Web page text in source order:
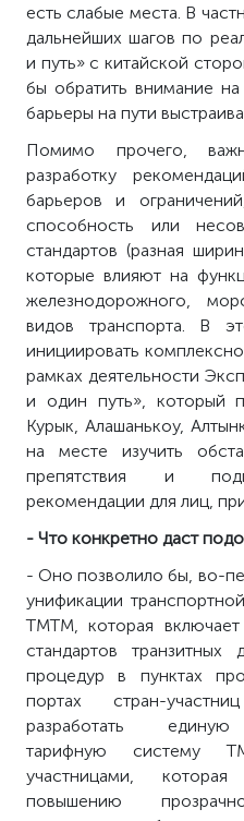
есть слабые места. В
дальнейших шагов по
и путь» с китайской
бы обратить внимание
барьеры на пути
Помимо прочего,
разработку
барьеров и
способность или
стандартов (разная
которые влияют на
железнодорожного,
видов транспорта. В
инициировать
рамках деятельности
и один путь», который
Курык, Алашанькоу,
на месте изучить
препятствия и
рекомендации для лиц,
- Что конкретно даст
- Оно позволило бы, во-
унификации
ТМТМ, которая
стандартов
процедур в пунктах
портах стран-
разработать единую
тарифную систему
участницами,
повышению